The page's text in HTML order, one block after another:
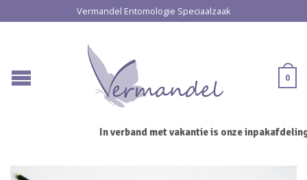
Vermandel Entomologie Speciaalzaak
0
In verband met vakantie is onze